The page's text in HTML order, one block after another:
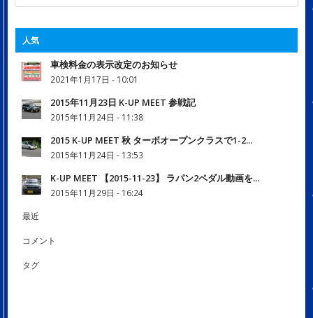
人気
車検料金の表示改定のお知らせ
2021年1月17日 - 10:01
2015年11月23日 K-UP MEET 参戦記
2015年11月24日 - 11:38
2015 K-UP MEET 秋 ターボオープンクラスで1-2...
2015年11月24日 - 13:53
K-UP MEET 【2015-11-23】 ラパン2ペダル動画を...
2015年11月29日 - 16:24
最近
コメント
タグ